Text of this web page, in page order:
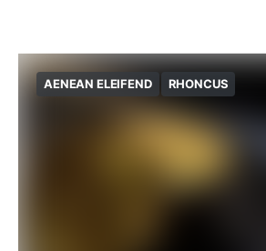
AENEAN ELEIFEND RHONCUS